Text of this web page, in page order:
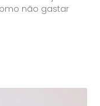
não gastar